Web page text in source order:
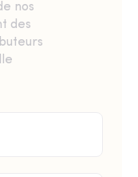
nos
des